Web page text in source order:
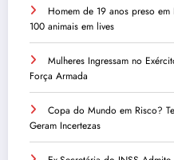
Homem de 19 anos preso
100 animais em lives
Mulheres Ingressam no
Força Armada
Copa do Mundo em Risco?
Geram Incertezas